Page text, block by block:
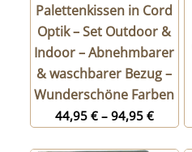
Palettenkissen in Cord
Optik – Set Outdoor &
Indoor – Abnehmbarer
& waschbarer Bezug –
Wunderschöne Farben
44,95 €– 94,95 €